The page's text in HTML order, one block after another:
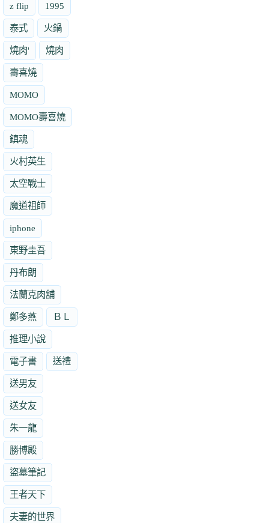
z flip 1995
泰式 火鍋
燒肉' 燒肉
壽喜燒
MOMO
MOMO壽喜燒
鎮魂
火村英生
太空戰士
魔道祖師
iphone
東野圭吾
丹布朗
法蘭克肉舖
鄭多燕 ＢＬ
推理小說
電子書 送禮
送男友
送女友
朱一龍
勝博殿
盜墓筆記
王者天下
夫妻的世界